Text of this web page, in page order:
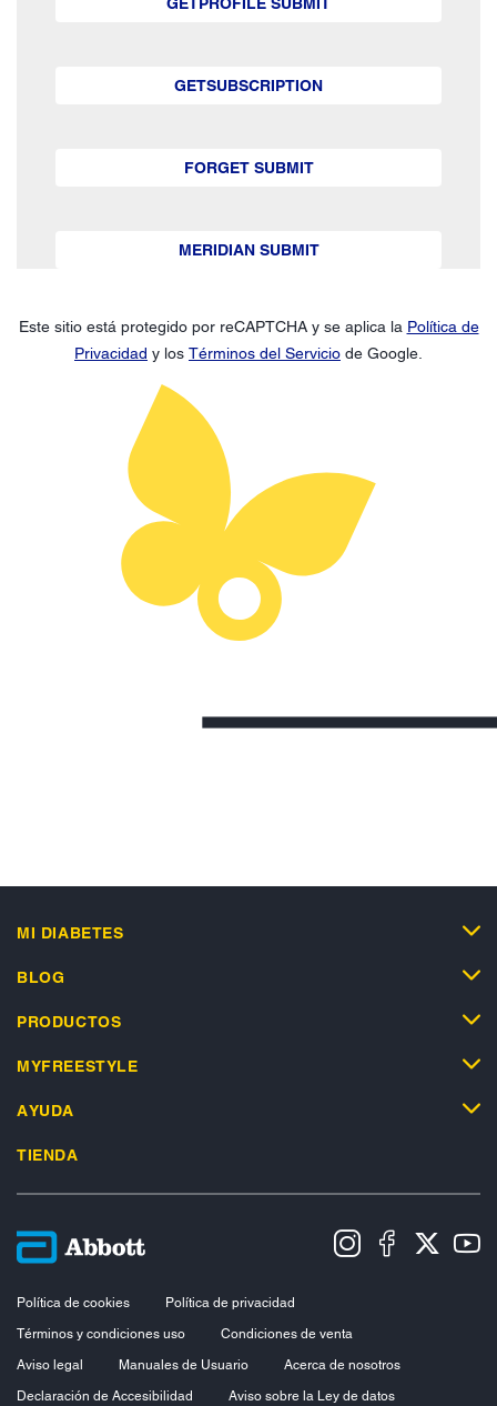
GETSUBSCRIPTION
FORGET SUBMIT
MERIDIAN SUBMIT
Este sitio está protegido por reCAPTCHA y se aplica la Política de
Privacidad y los Términos del Servicio de Google.
MI DIABETES
BLOG
PRODUCTOS
MYFREESTYLE
AYUDA
TIENDA
Política de cookies
Política de privacidad
Términos y condiciones uso
Condiciones de venta
Aviso legal
Manuales de Usuario
Acerca de nosotros
Declaración de Accesibilidad
Aviso sobre la Ley de datos